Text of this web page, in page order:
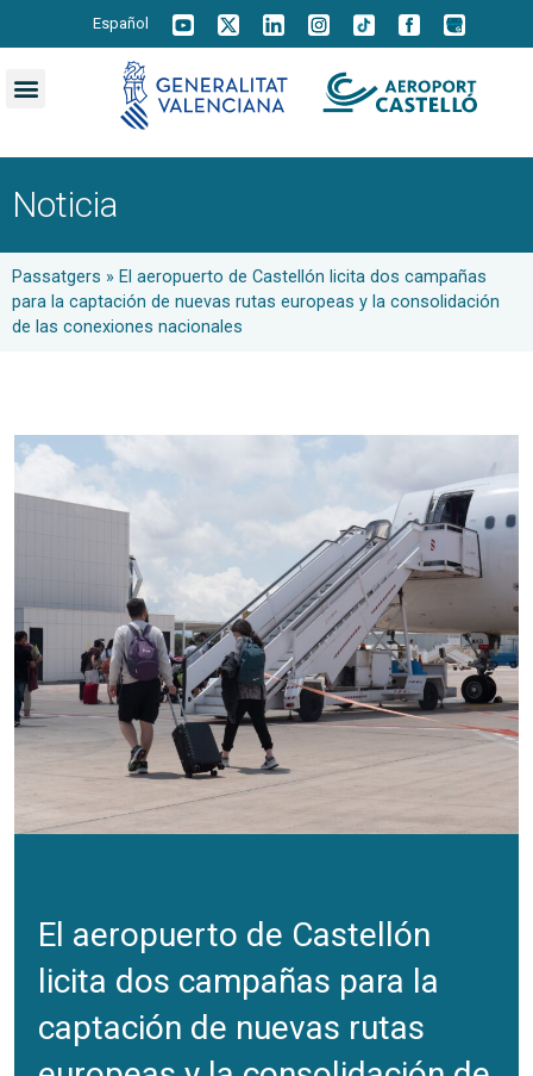
Español
Noticia
Passatgers » El aeropuerto de Castellón licita dos campañas
para la captación de nuevas rutas europeas y la consolidación
de las conexiones nacionales
El aeropuerto de Castellón
licita dos campañas para la
captación de nuevas rutas